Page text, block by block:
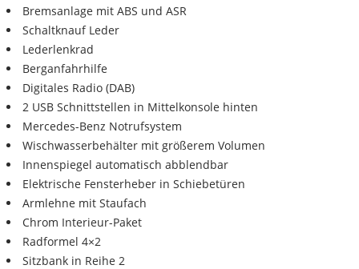
Bremsanlage mit ABS und ASR
Schaltknauf Leder
Lederlenkrad
Berganfahrhilfe
Digitales Radio (DAB)
2 USB Schnittstellen in Mittelkonsole hinten
Mercedes-Benz Notrufsystem
Wischwasserbehälter mit größerem Volumen
Innenspiegel automatisch abblendbar
Elektrische Fensterheber in Schiebetüren
Armlehne mit Staufach
Chrom Interieur-Paket
Radformel 4×2
Sitzbank in Reihe 2